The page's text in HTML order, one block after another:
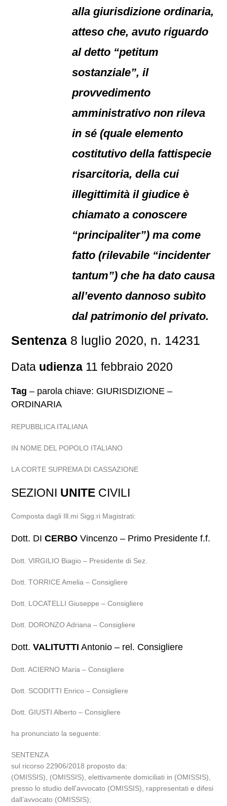
alla giurisdizione ordinaria,
atteso che, avuto riguardo
al detto “petitum
sostanziale”, il
provvedimento
amministrativo non rileva
in sé (quale elemento
costitutivo della fattispecie
risarcitoria, della cui
illegittimità il giudice è
chiamato a conoscere
“principaliter”) ma come
fatto (rilevabile “incidenter
tantum”) che ha dato causa
all’evento dannoso subìto
dal patrimonio del privato.
Sentenza 8 luglio 2020, n. 14231
Data udienza 11 febbraio 2020
Tag – parola chiave: GIURISDIZIONE –
ORDINARIA
REPUBBLICA ITALIANA
IN NOME DEL POPOLO ITALIANO
LA CORTE SUPREMA DI CASSAZIONE
SEZIONI UNITE CIVILI
Composta dagli Ill.mi Sigg.ri Magistrati:
Dott. DICERBO Vincenzo – Primo Presidente f.f.
Dott. VIRGILIO Biagio – Presidente di Sez.
Dott. TORRICE Amelia – Consigliere
Dott. LOCATELLI Giuseppe – Consigliere
Dott. DORONZO Adriana – Consigliere
Dott.VALITUTTI Antonio – rel. Consigliere
Dott. ACIERNO Maria – Consigliere
Dott. SCODITTI Enrico – Consigliere
Dott. GIUSTI Alberto – Consigliere
ha pronunciato la seguente:
SENTENZA
sul ricorso 22906/2018 proposto da:
(OMISSIS), (OMISSIS), elettivamente domiciliati in (OMISSIS),
presso lo studio dell’avvocato (OMISSIS), rappresentati e difesi
dall’avvocato (OMISSIS);